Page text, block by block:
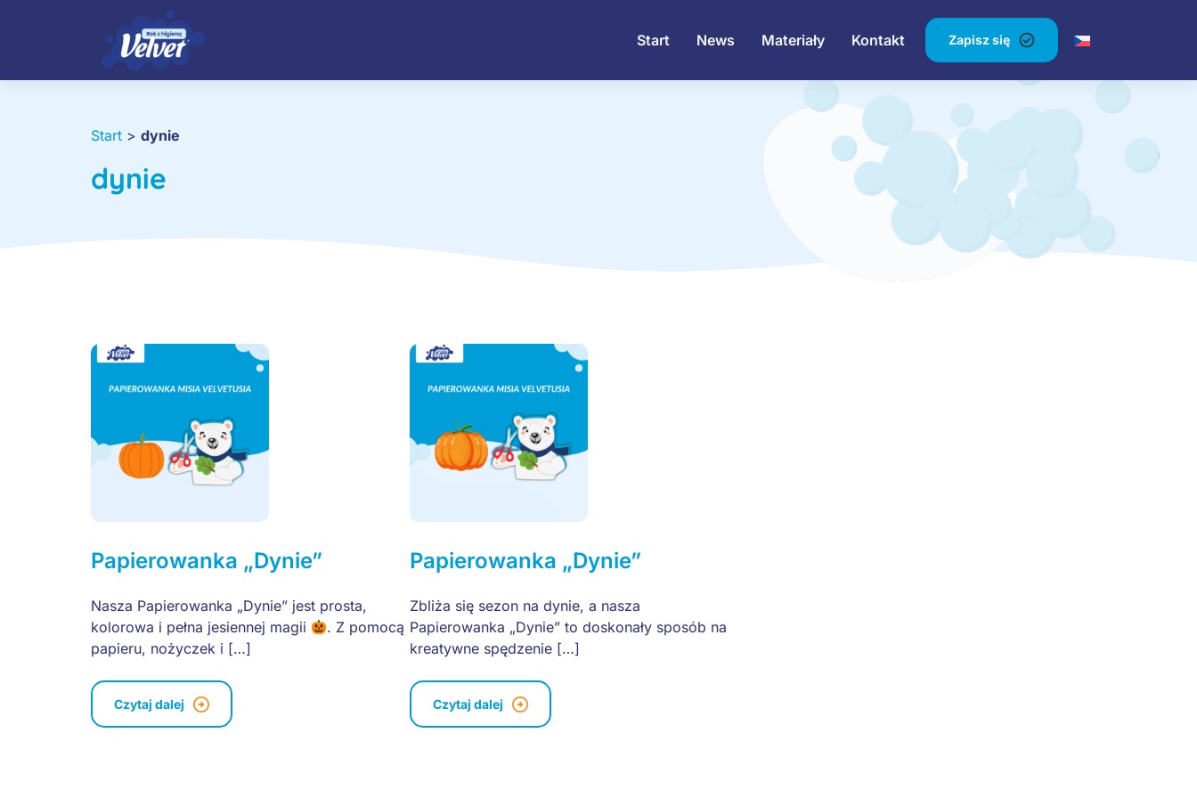
Start News Materiały Kontakt Zapisz się
Start > dynie
dynie
Papierowanka „Dynie”
Nasza Papierowanka „Dynie” jest prosta,
kolorowa i pełna jesiennej magii
. Z pomocą
papieru, nożyczek i […]
Czytaj dalej
Papierowanka „Dynie”
Zbliża się sezon na dynie, a nasza
Papierowanka „Dynie” to doskonały sposób na
kreatywne spędzenie […]
Czytaj dalej